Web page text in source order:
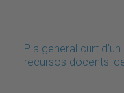
Pla general curt
recursos docents'